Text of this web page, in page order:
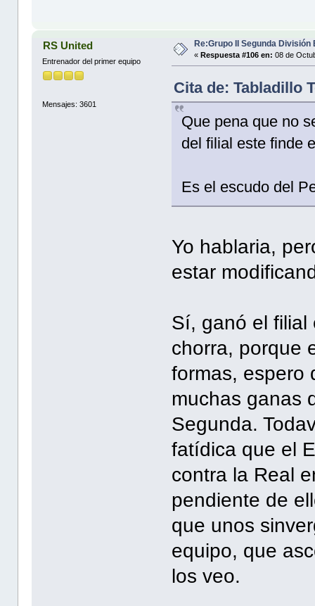
RS United
Entrenador del primer equipo
Mensajes: 3601
Re:Grupo II Segunda División
«Respuesta #106 en: 08 de
Cita de: Tabladillo
Que pena que no
del filial este finde
Es el escudo del
Yo hablaria,
estar
Sí, ganó el filial
chorra, porque
formas, espero
muchas ganas
Segunda.
fatídica que el
contra la Real
pendiente de
que unos
equipo, que
los veo.